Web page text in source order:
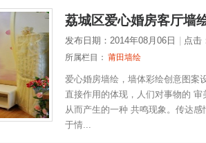
荔城区爱心婚房客厅墙
发布日期：2014年08月06日 点击
所属栏目： 莆田墙绘
爱心婚房墙绘，墙体彩绘创意图案
直接作用的体现，人们对事物的
从而产生的一种 共鸣现象。传达
于情...